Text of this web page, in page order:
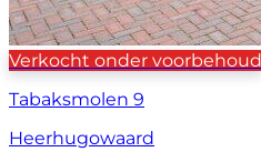
Verkocht onder voorbehoud
Tabaksmolen 9
Heerhugowaard